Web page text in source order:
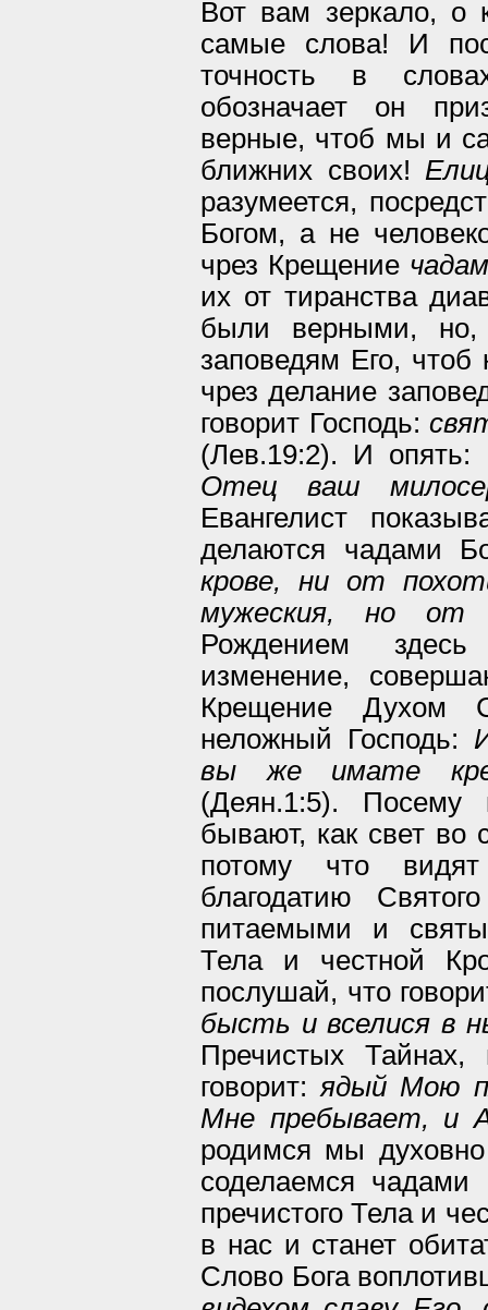
Вот вам зеркало, о
самые слова! И
точность в
обозначает он
верные, чтоб мы и
ближних своих!
разумеется,
Богом, а не
чрез Крещение
их от тиранства
были верными,
заповедям Его, чтоб
чрез делание
говорит Господь:
(Лев.19:2). И опять:
Отец ваш
Евангелист
делаются чадами
крове, ни от
мужеския, но от
Рождением
изменение,
Крещение Духом
неложный Господь:
вы же имате
(Деян.1:5).
бывают, как свет во
потому что
благодатию
питаемыми и
Тела и честной
послушай, что
бысть и вселися в
Пречистых Тайнах,
говорит: ядый Мою
Мне пребывает, и
родимся мы
соделаемся
пречистого Тела и
в нас и станет
Слово Бога